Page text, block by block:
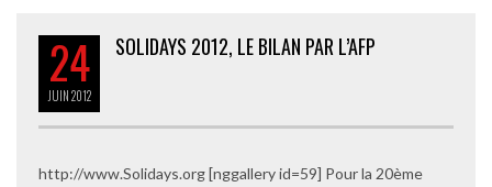
24
JUIN2012
SOLIDAYS 2012, LE BILAN PAR L’AFP
http://www.Solidays.org [nggallery id=59] Pour la 20ème